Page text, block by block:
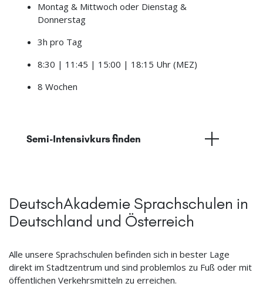
Montag & Mittwoch oder Dienstag &
Donnerstag
3h pro Tag
8:30 | 11:45 | 15:00 | 18:15 Uhr (MEZ)
8 Wochen
Semi-Intensivkurs finden
DeutschAkademie Sprachschulen in
Deutschland und Österreich
Alle unsere Sprachschulen befinden sich in bester Lage
direkt im Stadtzentrum und sind problemlos zu Fuß oder mit
öffentlichen Verkehrsmitteln zu erreichen.